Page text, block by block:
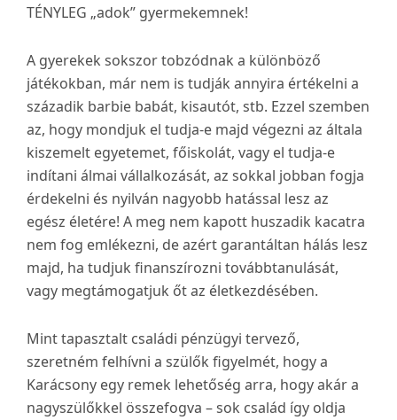
TÉNYLEG „adok” gyermekemnek!
A gyerekek sokszor tobzódnak a különböző
játékokban, már nem is tudják annyira értékelni a
századik barbie babát, kisautót, stb. Ezzel szemben
az, hogy mondjuk el tudja-e majd végezni az általa
kiszemelt egyetemet, főiskolát, vagy el tudja-e
indítani álmai vállalkozását, az sokkal jobban fogja
érdekelni és nyilván nagyobb hatással lesz az
egész életére! A meg nem kapott huszadik kacatra
nem fog emlékezni, de azért garantáltan hálás lesz
majd, ha tudjuk finanszírozni továbbtanulását,
vagy megtámogatjuk őt az életkezdésében.
Mint tapasztalt családi pénzügyi tervező,
szeretném felhívni a szülők figyelmét, hogy a
Karácsony egy remek lehetőség arra, hogy akár a
nagyszülőkkel összefogva – sok család így oldja